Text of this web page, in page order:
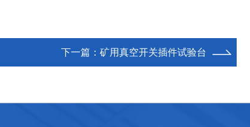
下一篇： 矿用真空开关插件试验台